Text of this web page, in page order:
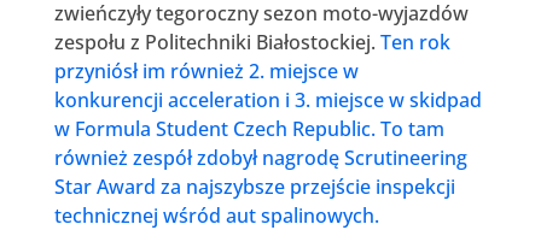
zwieńczyły tegoroczny sezon moto-wyjazdów
zespołu z Politechniki Białostockiej. Ten rok
przyniósł im również 2. miejsce w
konkurencji acceleration i 3. miejsce w skidpad
w Formula Student Czech Republic. To tam
również zespół zdobył nagrodę Scrutineering
Star Award za najszybsze przejście inspekcji
technicznej wśród aut spalinowych.